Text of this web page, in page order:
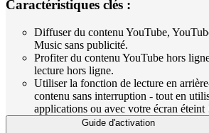
Caractéristiques clés :
Diffuser du contenu YouTube,
Music sans publicité.
Profiter du contenu YouTube hors
lecture hors ligne.
Utiliser la fonction de lecture en
contenu sans interruption - tout en
applications ou avec votre écran éteint
Guide d'activation